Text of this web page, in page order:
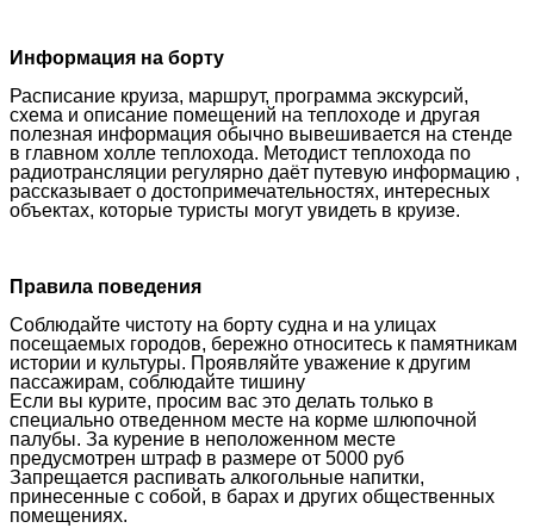
Информация на борту
Расписание круиза, маршрут, программа экскурсий,
схема и описание помещений на теплоходе и другая
полезная информация обычно вывешивается на стенде
в главном холле теплохода. Методист теплохода по
радиотрансляции регулярно даёт путевую информацию ,
рассказывает о достопримечательностях, интересных
объектах, которые туристы могут увидеть в круизе.
Правила поведения
Соблюдайте чистоту на борту судна и на улицах
посещаемых городов, бережно относитесь к памятникам
истории и культуры. Проявляйте уважение к другим
пассажирам, соблюдайте тишину
Если вы курите, просим вас это делать только в
специально отведенном месте на корме шлюпочной
палубы. За курение в неположенном месте
предусмотрен штраф в размере от 5000 руб
Запрещается распивать алкогольные напитки,
принесенные с собой, в барах и других общественных
помещениях.